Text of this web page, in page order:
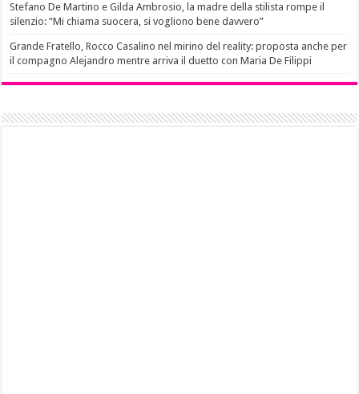
Stefano De Martino e Gilda Ambrosio, la madre della stilista rompe il
silenzio: “Mi chiama suocera, si vogliono bene davvero”
Grande Fratello, Rocco Casalino nel mirino del reality: proposta anche per
il compagno Alejandro mentre arriva il duetto con Maria De Filippi